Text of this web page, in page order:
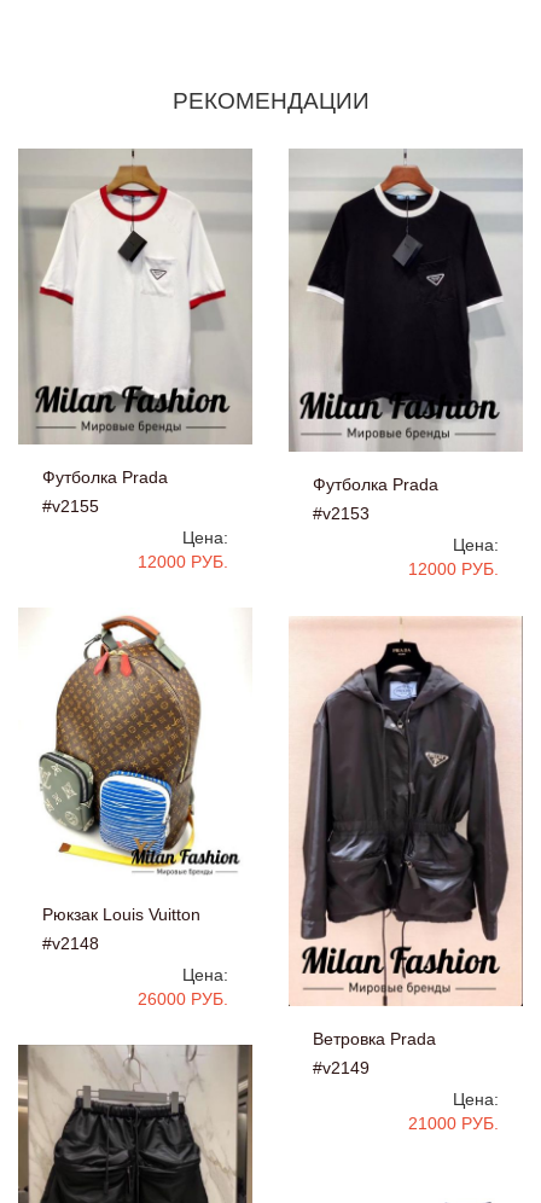
РЕКОМЕНДАЦИИ
Футболка Prada
#v2155
Цена:
12000 РУБ.
Футболка Prada
#v2153
Цена:
12000 РУБ.
Рюкзак Louis Vuitton
#v2148
Цена:
26000 РУБ.
Ветровка Prada
#v2149
Цена:
21000 РУБ.